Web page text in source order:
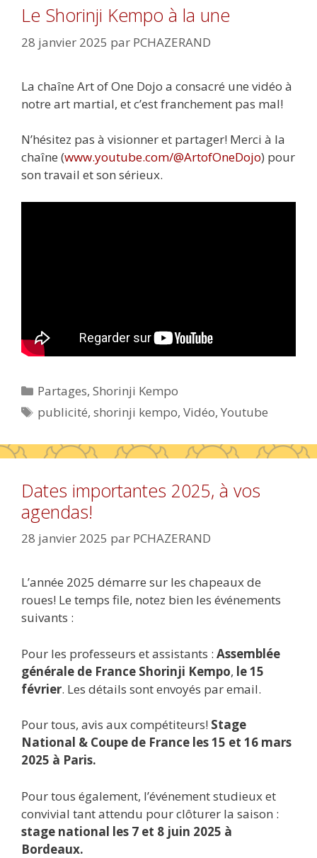
Le Shorinji Kempo à la une
28 janvier 2025 par PCHAZERAND
La chaîne Art of One Dojo a consacré une vidéo à
notre art martial, et c’est franchement pas mal!
N’hésitez pas à visionner et partager! Merci à la
chaîne (www.youtube.com/@ArtofOneDojo) pour
son travail et son sérieux.
Catégories
Partages,Shorinji Kempo
Étiquettes
publicité,shorinji kempo,Vidéo,Youtube
Dates importantes 2025, à vos
agendas!
28 janvier 2025 par PCHAZERAND
L’année 2025 démarre sur les chapeaux de
roues! Le temps file, notez bien les événements
suivants :
Pour les professeurs et assistants : Assemblée
générale de France Shorinji Kempo, le 15
février. Les détails sont envoyés par email.
Pour tous, avis aux compétiteurs! Stage
National & Coupe de France les 15 et 16 mars
2025 à Paris.
Pour tous également, l’événement studieux et
convivial tant attendu pour clôturer la saison :
stage national les 7 et 8 juin 2025 à
Bordeaux.